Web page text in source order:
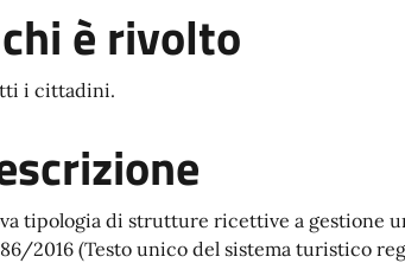
è rivolto
i cittadini.
tipologia di strutture ricettive a gestione
86/2016 (Testo unico del sistema turistico